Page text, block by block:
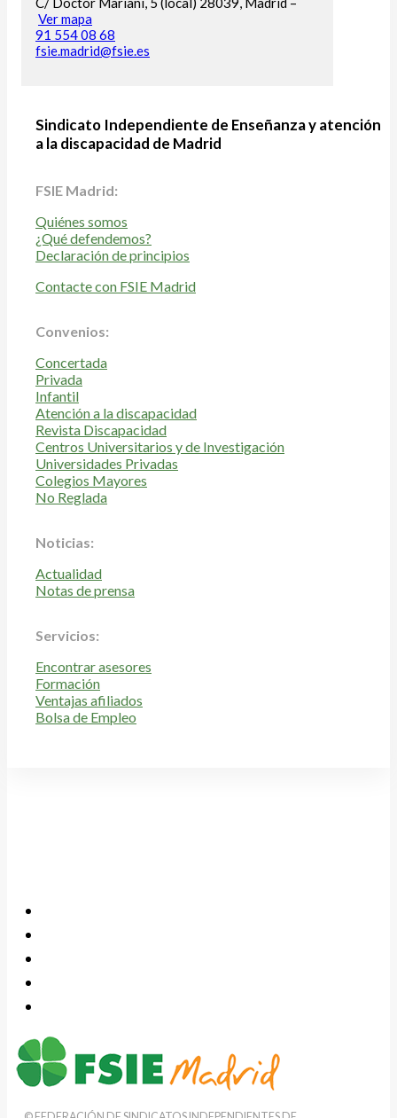
Ver mapa
91 554 08 68
fsie.madrid@fsie.es
Sindicato Independiente de Enseñanza y atención
a la discapacidad de Madrid
FSIE Madrid:
Quiénes somos
¿Qué defendemos?
Declaración de principios
Contacte con FSIE Madrid
Convenios:
Concertada
Privada
Infantil
Atención a la discapacidad
Revista Discapacidad
Centros Universitarios y de Investigación
Universidades Privadas
Colegios Mayores
No Reglada
Noticias:
Actualidad
Notas de prensa
Servicios:
Encontrar asesores
Formación
Ventajas afiliados
Bolsa de Empleo